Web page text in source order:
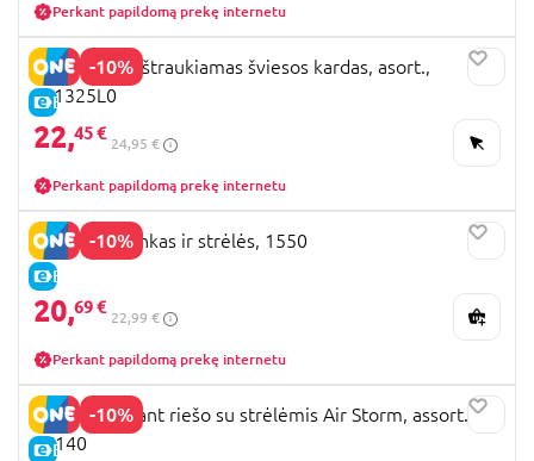
Perkant papildomą prekę internetu
-10%
E-KAINA
STAR WARS ištraukiamas šviesos kardas, asort.,
F11325L0
22,45 €
24,95 €
Perkant papildomą prekę internetu
-10%
E-KAINA
GUNTHER lankas ir strėlės, 1550
20,69 €
22,99 €
Perkant papildomą prekę internetu
-10%
E-KAINA
ZING lankas ant riešo su strėlėmis Air Storm, assort.,
AS140